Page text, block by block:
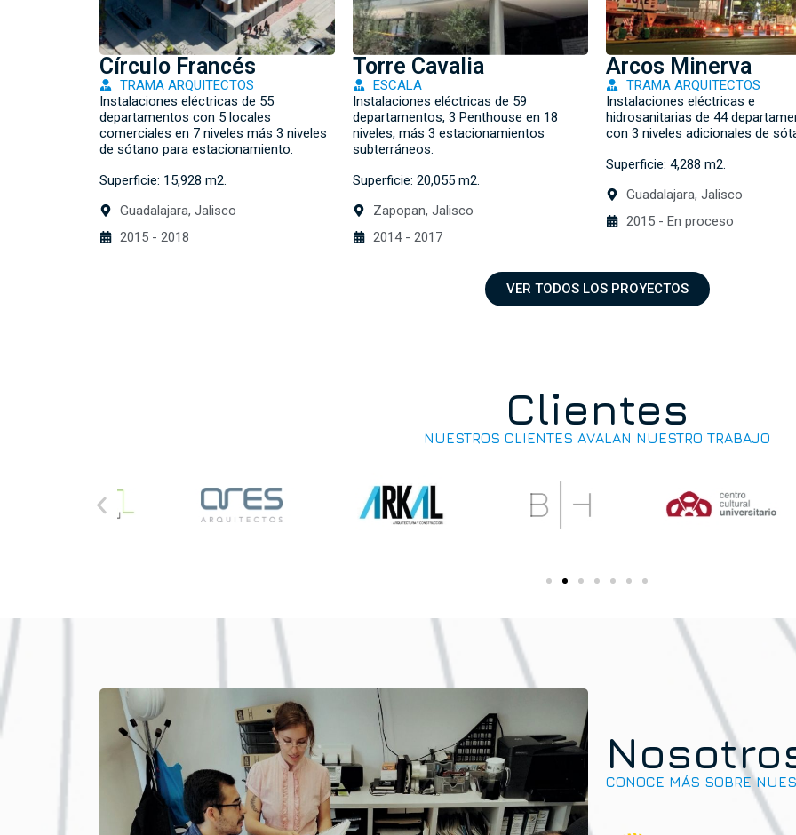
Círculo Francés
TRAMA ARQUITECTOS
Instalaciones eléctricas de 55
departamentos con 5 locales
comerciales en 7 niveles más 3 niveles
de sótano para estacionamiento.
Superficie: 15,928 m2.
Guadalajara, Jalisco
2015 - 2018
Torre Cavalia
ESCALA
Instalaciones eléctricas de 59
departamentos, 3 Penthouse en 18
niveles, más 3 estacionamientos
subterráneos.
Superficie: 20,055 m2.
Zapopan, Jalisco
2014 - 2017
Arcos Minerva
TRAMA ARQUITECTOS
Instalaciones eléctricas e
hidrosanitarias de 44
con 3 niveles adicionales de
Superficie: 4,288 m2.
Guadalajara, Jalisco
2015 - En proceso
VER TODOS LOS PROYECTOS
Clientes
NUESTROS CLIENTES AVALAN NUESTRO TRABAJO
CONOCE MÁS SOBRE